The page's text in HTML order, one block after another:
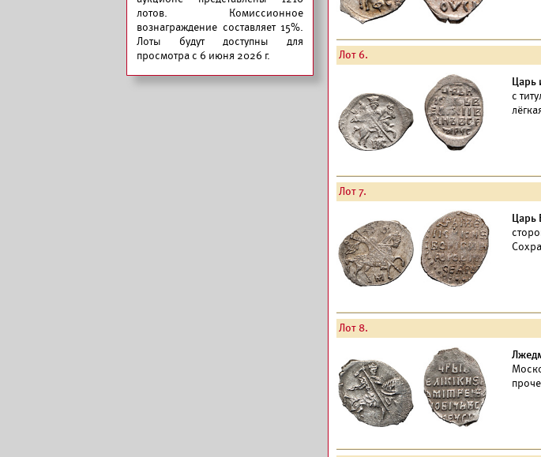
лотов. Комиссионное
вознаграждение составляет 15%.
Лоты будут доступны для
просмотра с 6 июня 2026 г.
Лот 6.
Царь
с
Лот 7.
Царь
Лот 8.